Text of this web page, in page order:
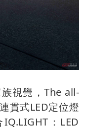
視覺，The all-
貫式LED定位燈
：LED